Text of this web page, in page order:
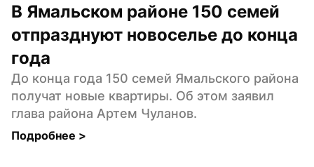
В Ямальском районе 150 семей
отпразднуют новоселье до конца
года
До конца года 150 семей Ямальского района
получат новые квартиры. Об этом заявил
глава района Артем Чуланов.
Подробнее >